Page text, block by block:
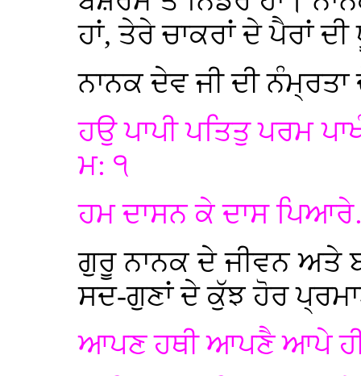
ਹਾਂ, ਤੇਰੇ ਚਾਕਰਾਂ ਦੇ ਪੈਰਾਂ
ਨਾਨਕ ਦੇਵ ਜੀ ਦੀ
ਹਉ ਪਾਪੀ ਪਤਿਤੁ ਪਰਮ
ਮ: ੧
ਹਮ ਦਾਸਨ ਕੇ ਦਾਸ
ਗੁਰੂ ਨਾਨਕ ਦੇ ਜੀਵਨ ਅਤੇ
ਸਦ-ਗੁਣਾਂ ਦੇ ਕੁੱਝ ਹੋਰ
ਆਪਣ ਹਥੀ ਆਪਣੈ ਆਪੇ ਹੀ